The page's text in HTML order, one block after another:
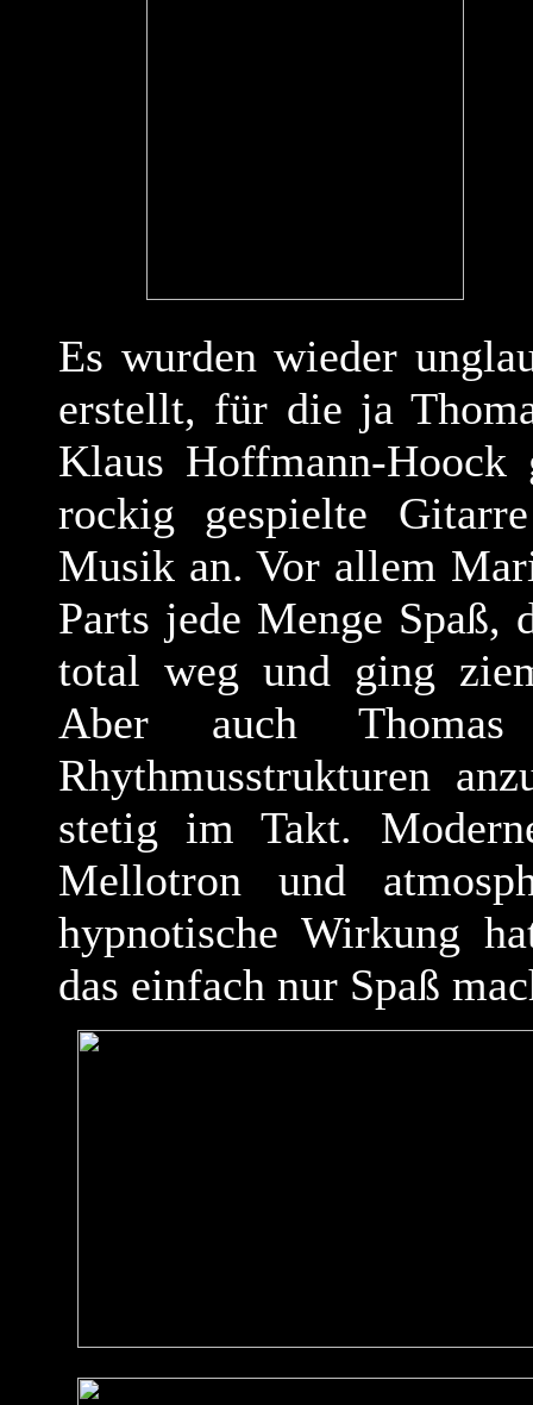
Es wurden wieder
erstellt, für die ja
Klaus Hoffmann-Hoock
rockig gespielte
Musik an. Vor allem
Parts jede Menge Spaß,
total weg und ging
Aber auch
Rhythmusstrukturen
stetig im Takt.
Mellotron und
hypnotische Wirkung
das einfach nur Spaß